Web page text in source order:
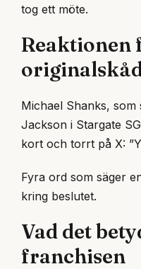
tog ett möte.
Reaktionen
Michael Shanks, som
Jackson i Stargate
kort och torrt på X:
Fyra ord som säger
kring beslutet.
Vad det
franchisen